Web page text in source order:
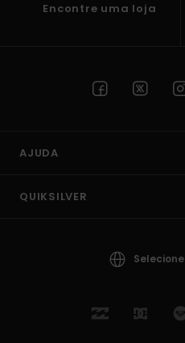
Encontre uma loja
AJUDA
QUIKSILVER